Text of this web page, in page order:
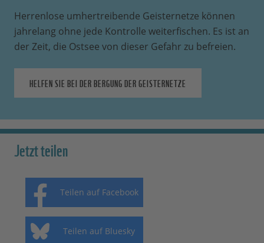
Herrenlose umhertreibende Geisternetze können
jahrelang ohne jede Kontrolle weiterfischen. Es ist an
der Zeit, die Ostsee von dieser Gefahr zu befreien.
HELFEN SIE BEI DER BERGUNG DER GEISTERNETZE
Jetzt teilen
Teilen auf Facebook
Teilen auf Bluesky